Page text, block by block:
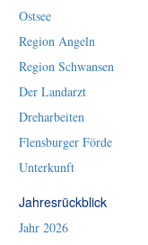
Ostsee
Region Angeln
Region Schwansen
Der Landarzt
Dreharbeiten
Flensburger Förde
Unterkunft
Jahresrückblick
Jahr 2026